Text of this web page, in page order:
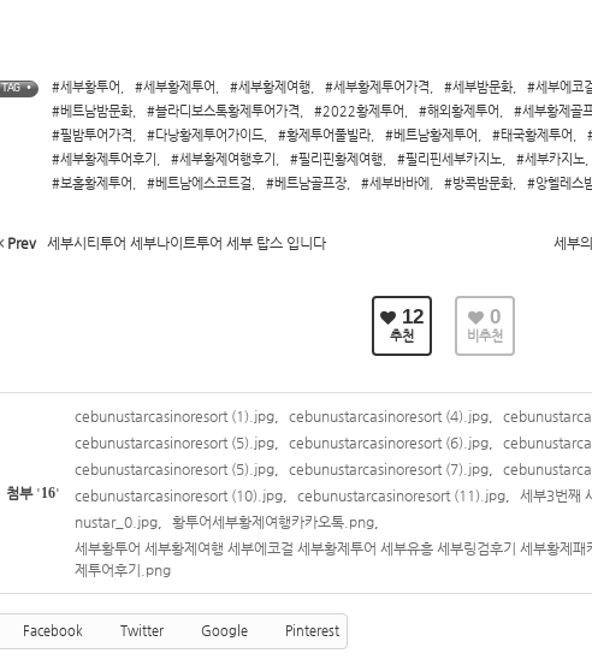
TAG • #세부황투어 #세부황제투어 #세부황제여행 #세부황제투어가격 #세부밤문화, #세부에코
#베트남밤문화, #블라디보스톡황제투어가격 #2022황제투어 #해외황제투어 #세부황제골
#필밤투어가격
#다낭황제투어가이드 #황제투어풀빌라, #베트남황제투어 #태국황제투어
#세부황제투어후기
#세부황제여행후기 #필리핀황제여행 #필리핀세부카지노 #세부카지노
#보홀황제투어
#베트남에스코트걸 #베트남골프장, #세부바바에 #방콕밤문화, #앙헬레스
Prev 세부시티투어 세부나이트투어 세부 탑스 입니다 세부
12
추천
0
비추천
첨부 '16'
cebunustarcasinoresort (1).jpg cebunustarcasinoresort (4).jpg
cebunustarcasinoresort (5).jpg
cebunustarcasinoresort (6).jpg
cebunustarcasinoresort (5).jpg
cebunustarcasinoresort (7).jpg
cebunustarcasinoresort (10).jpg
cebunustarcasinoresort (11).jpg 세부3번째
nustar_0.jpg
황투어세부황제여행카카오톡.png
세부황투어 세부황제여행 세부에코걸 세부황제투어 세부유흥 세부링검후기 세부황제
제투어후기.png
Facebook Twitter Google Pinterest